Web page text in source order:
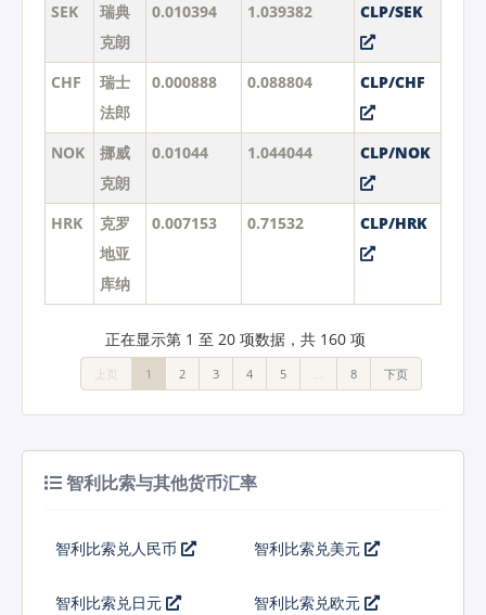
SEK
瑞典
克朗
0.010394 1.039382 CLP/SEK
CHF
瑞士
法郎
0.000888 0.088804 CLP/CHF
NOK
挪威
克朗
0.01044 1.044044 CLP/NOK
HRK
克罗
地亚
库纳
0.007153 0.71532 CLP/HRK
正在显示第 1 至 20 项数据，共 160 项
上页 1 2 3 4 5 … 8 下页
智利比索与其他货币汇率
智利比索兑人民币 智利比索兑美元
智利比索兑日元 智利比索兑欧元